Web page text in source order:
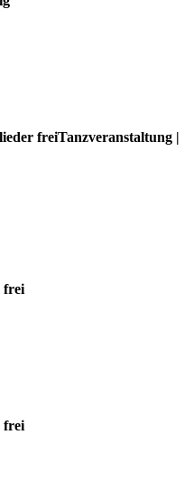
freiTanzveranstaltung |
frei
frei